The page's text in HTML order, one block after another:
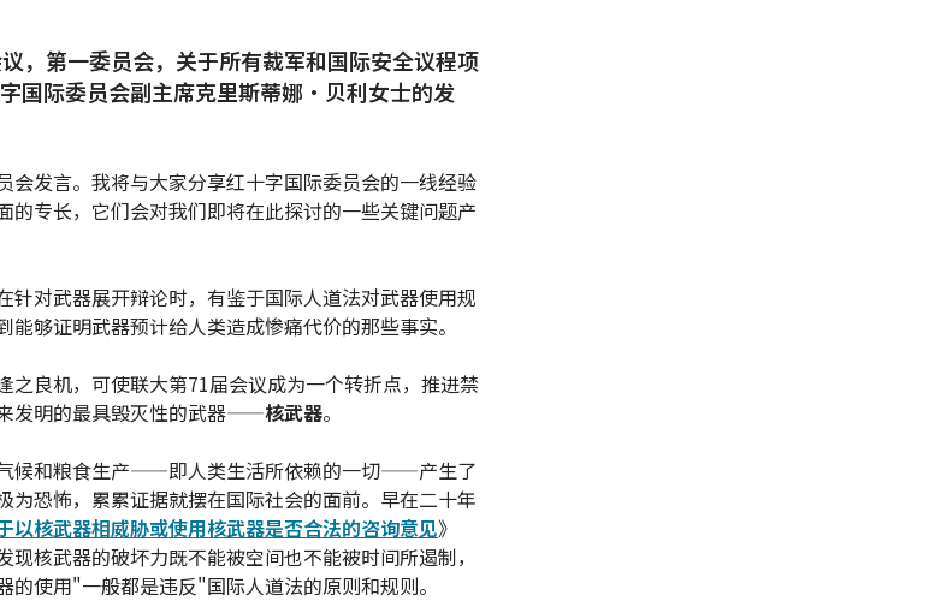
，第一委员会，关于所有裁军和国际安全议程项
国际委员会副主席克里斯蒂娜·贝利女士的发
会发言。我将与大家分享红十字国际委员会的一线经验
的专长，它们会对我们即将在此探讨的一些关键问题产
针对武器展开辩论时，有鉴于国际人道法对武器使用规
能够证明武器预计给人类造成惨痛代价的那些事实。
之良机，可使联大第71届会议成为一个转折点，推进禁
发明的最具毁灭性的武器——核武器。
候和粮食生产——即人类生活所依赖的一切——产生了
为恐怖，累累证据就摆在国际社会的面前。早在二十年
以核武器相威胁或使用核武器是否合法的咨询意见》
现核武器的破坏力既不能被空间也不能被时间所遏制，
的使用"一般都是违反"国际人道法的原则和规则。